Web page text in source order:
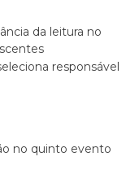
da leitura no
responsável
no quinto evento